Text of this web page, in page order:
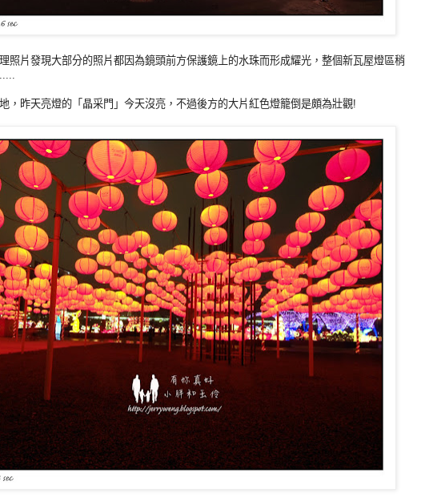
照片發現大部分的照片都因為鏡頭前方保護鏡上的水珠而形成耀光，整個新瓦屋燈區稍
，昨天亮燈的「晶采門」今天沒亮，不過後方的大片紅色燈籠倒是頗為壯觀!